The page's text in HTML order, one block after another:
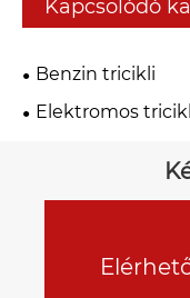
Kapcsolódó
Benzin tricikli
Elektromos